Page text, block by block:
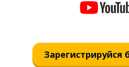
Зарегистрируйся